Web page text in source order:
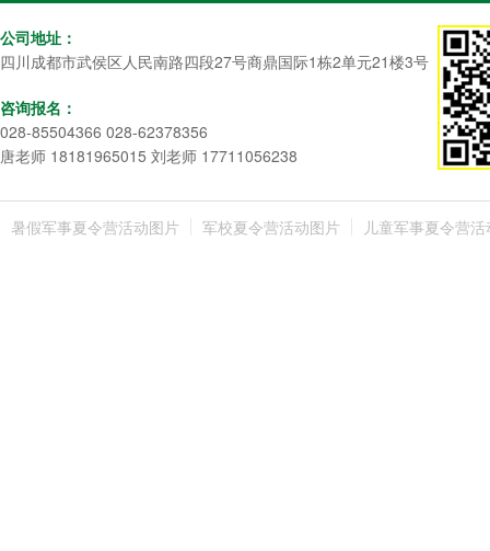
公司地址：
四川成都市武侯区人民南路四段27号商鼎国际1栋2单元21楼3号
咨询报名：
028-85504366 028-62378356
唐老师 18181965015 刘老师 17711056238
暑假军事夏令营活动图片 军校夏令营活动图片 儿童军事夏令营